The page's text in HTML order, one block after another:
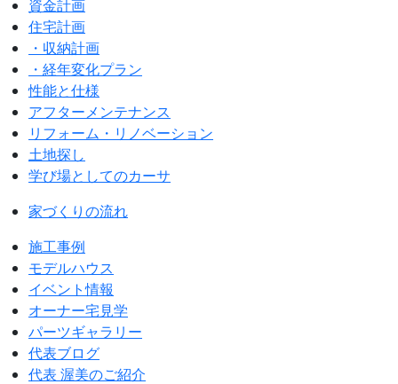
資金計画
住宅計画
・収納計画
・経年変化プラン
性能と仕様
アフターメンテナンス
リフォーム・リノベーション
土地探し
学び場としてのカーサ
家づくりの流れ
施工事例
モデルハウス
イベント情報
オーナー宅見学
パーツギャラリー
代表ブログ
代表 渥美のご紹介